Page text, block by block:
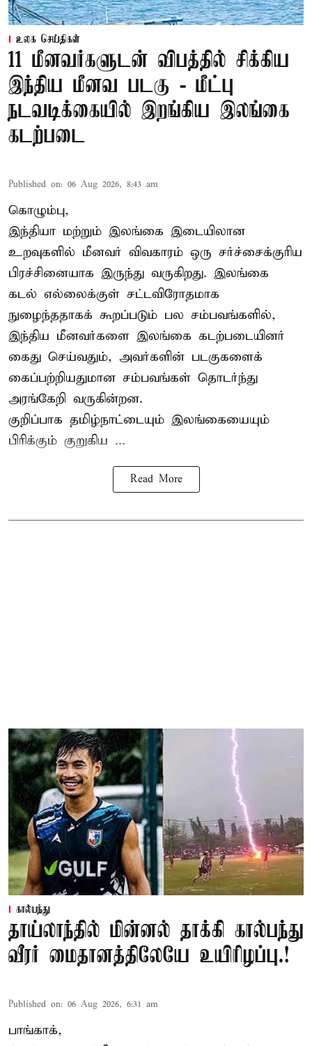
உலக செய்திகள்
11 மீனவர்களுடன் விபத்தில் சிக்கிய
இந்திய மீனவ படகு - மீட்பு
நடவடிக்கையில் இறங்கிய இலங்கை
கடற்படை
Published on: 06 Aug 2026, 8:43 am
கொழும்பு,
இந்தியா மற்றும் இலங்கை இடையிலான
உறவுகளில் மீனவர் விவகாரம் ஒரு சர்ச்சைக்குரிய
பிரச்சினையாக இருந்து வருகிறது. இலங்கை
கடல் எல்லைக்குள் சட்டவிரோதமாக
நுழைந்ததாகக் கூறப்படும் பல சம்பவங்களில்,
இந்திய மீனவர்களை இலங்கை கடற்படையினர்
கைது செய்வதும், அவர்களின் படகுகளைக்
கைப்பற்றியதுமான சம்பவங்கள் தொடர்ந்து
அரங்கேறி வருகின்றன.
குறிப்பாக தமிழ்நாட்டையும் இலங்கையையும்
பிரிக்கும் குறுகிய ...
Read More
கால்பந்து
தாய்லாந்தில் மின்னல் தாக்கி கால்பந்து
வீரர் மைதானத்திலேயே உயிரிழப்பு.!
Published on: 06 Aug 2026, 6:31 am
பாங்காக்,